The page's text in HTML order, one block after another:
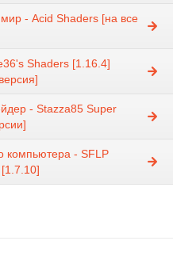
- Acid Shaders [на все
Shaders [1.16.4]
- Stazza85 Super
компьютера - SFLP